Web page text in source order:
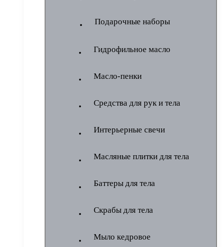
Подарочные наборы
Гидрофильное масло
Масло-пенки
Средства для рук и тела
Интерьерные свечи
Масляные плитки для тела
Баттеры для тела
Скрабы для тела
Мыло кедровое